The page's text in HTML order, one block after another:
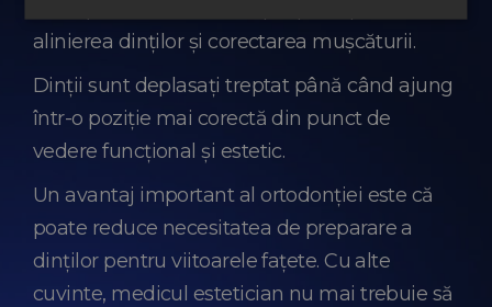
alinierea dinților și corectarea mușcăturii.
Dinții sunt deplasați treptat până când ajung
într-o poziție mai corectă din punct de
vedere funcțional și estetic.
Un avantaj important al ortodonției este că
poate reduce necesitatea de preparare a
dinților pentru viitoarele fațete. Cu alte
cuvinte, medicul estetician nu mai trebuie să